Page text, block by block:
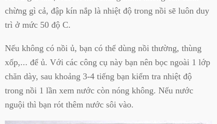
chừng gì cả, đập kín nắp là nhiệt độ trong nồi sẽ luôn duy
trì ở mức 50 độ C.
Nếu không có nồi ủ, bạn có thể dùng nồi thường, thùng
xốp,... để ủ. Với các công cụ này bạn nên bọc ngoài 1 lớp
chăn dày, sau khoảng 3-4 tiếng bạn kiểm tra nhiệt độ
trong nồi 1 lần xem nước còn nóng không. Nếu nước
nguội thì bạn rót thêm nước sôi vào.